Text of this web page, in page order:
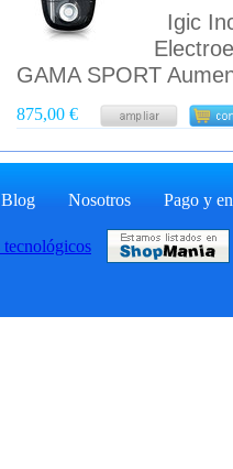
Igic
GAMA SPORT
875,00 €
Blog Nosotros Pago y